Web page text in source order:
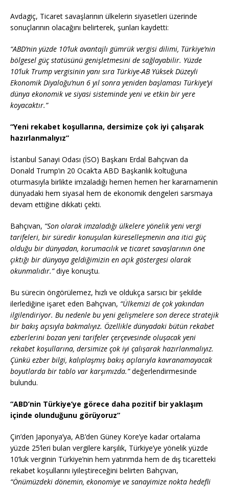
Avdagiç, Ticaret savaşlarının ülkelerin siyasetleri üzerinde
sonuçlarının olacağını belirterek, şunları kaydetti:
“ABD’nin yüzde 10’luk avantajlı gümrük vergisi dilimi, Türkiye’nin
bölgesel güç statüsünü genişletmesini de sağlayabilir. Yüzde
10’luk Trump vergisinin yanı sıra Türkiye-AB Yüksek Düzeyli
Ekonomik Diyaloğu’nun 6 yıl sonra yeniden başlaması Türkiye’yi
dünya ekonomik ve siyasi sisteminde yeni ve etkin bir yere
koyacaktır.”
“Yeni rekabet koşullarına, dersimize çok iyi çalışarak
hazırlanmalıyız”
İstanbul Sanayi Odası (İSO) Başkanı Erdal Bahçıvan da
Donald Trump’ın 20 Ocak’ta ABD Başkanlık koltuğuna
oturmasıyla birlikte imzaladığı hemen hemen her kararnamenin
dünyadaki hem siyasal hem de ekonomik dengeleri sarsmaya
devam ettiğine dikkati çekti.
Bahçıvan, “Son olarak imzaladığı ülkelere yönelik yeni vergi
tarifeleri, bir süredir konuşulan küreselleşmenin ana itici güç
olduğu bir dünyadan, korumacılık ve ticaret savaşlarının öne
çıktığı bir dünyaya geldiğimizin en açık göstergesi olarak
okunmalıdır.”diye konuştu.
Bu sürecin öngörülemez, hızlı ve oldukça sarsıcı bir şekilde
ilerlediğine işaret eden Bahçıvan, “Ülkemizi de çok yakından
ilgilendiriyor. Bu nedenle bu yeni gelişmelere son derece stratejik
bir bakış açısıyla bakmalıyız. Özellikle dünyadaki bütün rekabet
ezberlerini bozan yeni tarifeler çerçevesinde oluşacak yeni
rekabet koşullarına, dersimize çok iyi çalışarak hazırlanmalıyız.
Çünkü ezber bilgi, kalıplaşmış bakış açılarıyla kavranamayacak
boyutlarda bir tablo var karşımızda.”değerlendirmesinde
bulundu.
“ABD’nin Türkiye’ye görece daha pozitif bir yaklaşım
içinde olunduğunu görüyoruz”
Çin’den Japonya’ya, AB’den Güney Kore’ye kadar ortalama
yüzde 25’leri bulan vergilere karşılık, Türkiye’ye yönelik yüzde
10’luk verginin Türkiye’nin hem yatırımda hem de dış ticaretteki
rekabet koşullarını iyileştireceğini belirten Bahçıvan,
“Önümüzdeki dönemin, ekonomiye ve sanayimize nokta hedefli